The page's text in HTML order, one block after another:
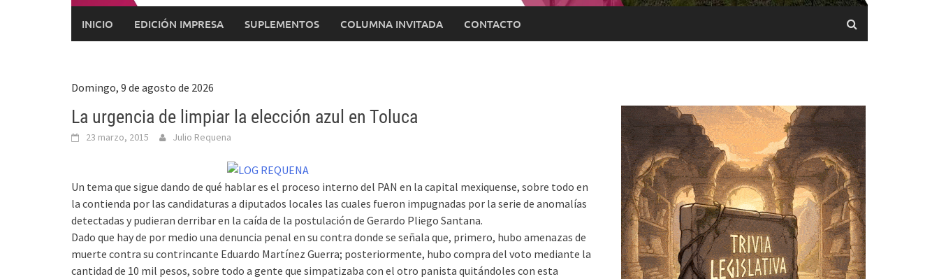
INICIO EDICIÓN IMPRESA SUPLEMENTOS COLUMNA INVITADA CONTACTO
Domingo, 9 de agosto de 2026
La urgencia de limpiar la elección azul en Toluca
23 marzo, 2015 Julio Requena
Un tema que sigue dando de qué hablar es el proceso interno del PAN en la capital mexiquense, sobre todo en
la contienda por las candidaturas a diputados locales las cuales fueron impugnadas por la serie de anomalías
detectadas y pudieran derribar en la caída de la postulación de Gerardo Pliego Santana.
Dado que hay de por medio una denuncia penal en su contra donde se señala que, primero, hubo amenazas de
muerte contra su contrincante Eduardo Martínez Guerra; posteriormente, hubo compra del voto mediante la
cantidad de 10 mil pesos, sobre todo a gente que simpatizaba con el otro panista quitándoles con esta